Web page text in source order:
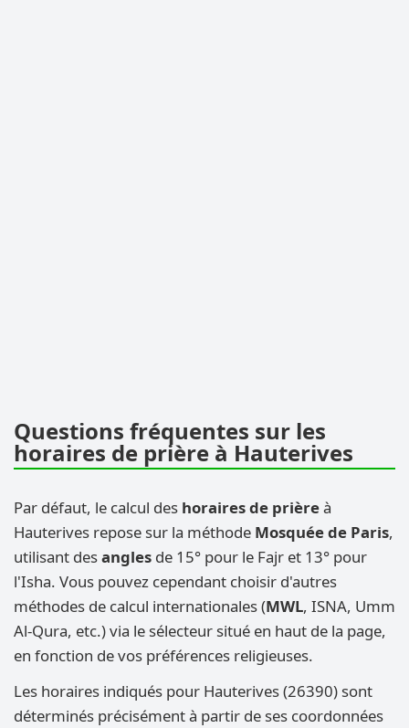
Questions fréquentes sur les
horaires de prière à Hauterives
Par défaut, le calcul des horaires de prièreà
Hauterives repose sur la méthode Mosquée de Paris,
utilisant desangles de 15° pour le Fajr et 13° pour
l'Isha. Vous pouvez cependant choisir d'autres
méthodes de calcul internationales (MWL, ISNA, Umm
Al-Qura, etc.) via le sélecteur situé en haut de la page,
en fonction de vos préférences religieuses.
Les horaires indiqués pour Hauterives (26390) sont
déterminés précisément à partir de ses coordonnées